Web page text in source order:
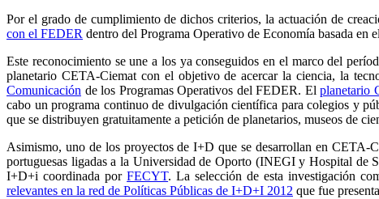
Por el grado de cumplimiento de dichos criterios, la actuación de
con el FEDER dentro del Programa Operativo de Economía basada en
Este reconocimiento se une a los ya conseguidos en el marco del
planetario CETA-Ciemat con el objetivo de acercar la ciencia, la
Comunicación de los Programas Operativos del FEDER. Elplanetario
cabo un programa continuo de divulgación científica para colegios y
que se distribuyen gratuitamente a petición de planetarios, museos de
Asimismo, uno de los proyectos de I+D que se desarrollan en CETA-
portuguesas ligadas a la Universidad de Oporto (INEGI y Hospital de
I+D+i coordinada porFECYT. La selección de esta investigación
relevantes en la red de Políticas Públicas de I+D+I 2012 que fue